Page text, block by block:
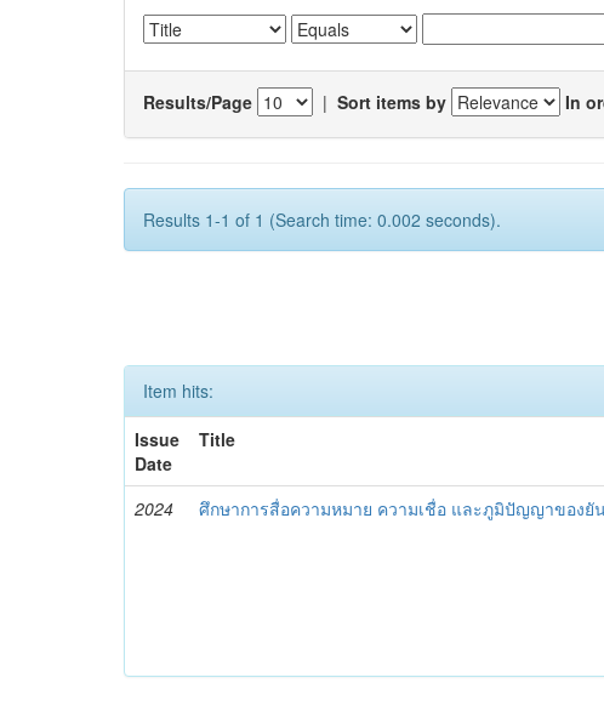
Results/Page | Sort items by In
Results 1-1 of 1 (Search time: 0.002 seconds).
Item hits:
Issue
Date
Title
2024 ศึกษาการสื่อความหมาย ความเชื่อ และภูมิปัญญาของยั